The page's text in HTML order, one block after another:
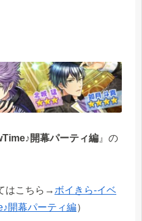
開幕パーティ編 』の
はこちら→ ボイきら-イベ
開幕パーティ編）